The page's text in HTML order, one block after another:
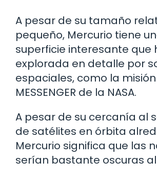
A pesar de su tamaño
pequeño, Mercurio tiene
superficie interesante que
explorada en detalle por
espaciales, como la misión
MESSENGER de la NASA.
A pesar de su cercanía al
de satélites en órbita
Mercurio significa que las
serían bastante oscuras